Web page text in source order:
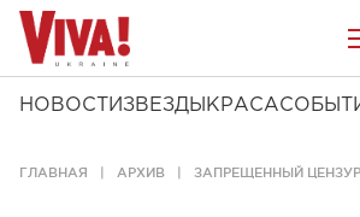
НОВОСТИ ЗВЕЗДЫ КРАСА
ГЛАВНАЯ АРХИВ ЗАПРЕЩЕННЫЙ